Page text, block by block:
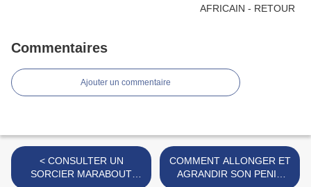
Commentaires
Ajouter un commentaire
< CONSULTER UN
SORCIER MARABOUT
COMMENT ALLONGER ET
AGRANDIR SON PENIS